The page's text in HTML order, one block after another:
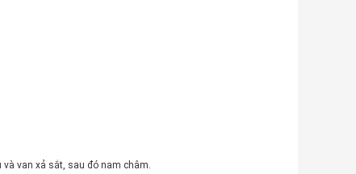
và van xả sắt, sau đó nam châm.